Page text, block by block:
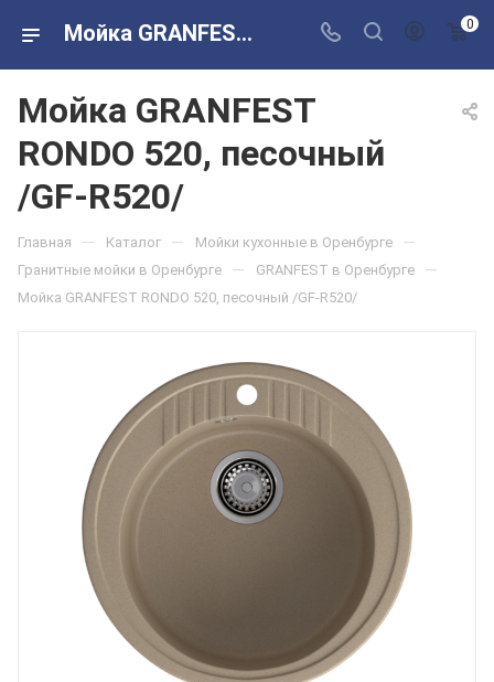
Мойка GRANFEST RONDO 520, песочный /GF-R520/ в розничных магазинах Сантехторг 0
Мойка GRANFEST
RONDO 520, песочный
/GF-R520/
Главная — Каталог — Мойки кухонные в Оренбурге —
Гранитные мойки в Оренбурге — GRANFEST в Оренбурге —
Мойка GRANFEST RONDO 520, песочный /GF-R520/